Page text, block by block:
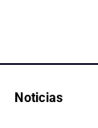
Noticias